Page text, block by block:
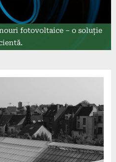
fotovoltaice – o soluție